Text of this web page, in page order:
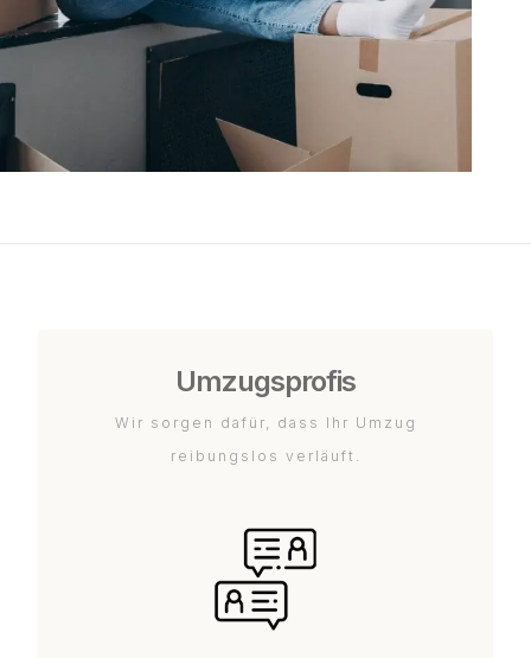
Umzugsprofis
Wir sorgen dafür, dass Ihr Umzug
reibungslos verläuft.